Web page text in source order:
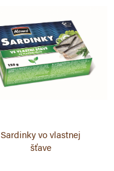
Sardinky vo vlastnej
šťave